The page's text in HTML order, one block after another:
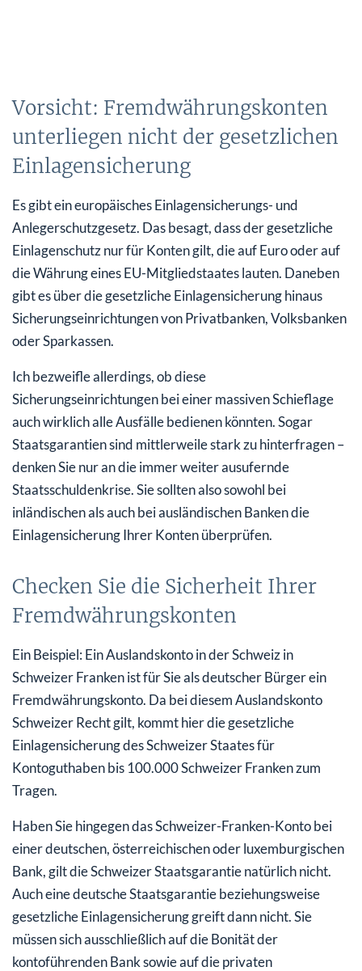
Vorsicht: Fremdwährungskonten
unterliegen nicht der gesetzlichen
Einlagensicherung
Es gibt ein europäisches Einlagensicherungs- und
Anlegerschutzgesetz. Das besagt, dass der gesetzliche
Einlagenschutz nur für Konten gilt, die auf Euro oder auf
die Währung eines EU-Mitgliedstaates lauten. Daneben
gibt es über die gesetzliche Einlagensicherung hinaus
Sicherungseinrichtungen von Privatbanken, Volksbanken
oder Sparkassen.
Ich bezweifle allerdings, ob diese
Sicherungseinrichtungen bei einer massiven Schieflage
auch wirklich alle Ausfälle bedienen könnten. Sogar
Staatsgarantien sind mittlerweile stark zu hinterfragen –
denken Sie nur an die immer weiter ausufernde
Staatsschuldenkrise. Sie sollten also sowohl bei
inländischen als auch bei ausländischen Banken die
Einlagensicherung Ihrer Konten überprüfen.
Checken Sie die Sicherheit Ihrer
Fremdwährungskonten
Ein Beispiel: Ein Auslandskonto in der Schweiz in
Schweizer Franken ist für Sie als deutscher Bürger ein
Fremdwährungskonto. Da bei diesem Auslandskonto
Schweizer Recht gilt, kommt hier die gesetzliche
Einlagensicherung des Schweizer Staates für
Kontoguthaben bis 100.000 Schweizer Franken zum
Tragen.
Haben Sie hingegen das Schweizer-Franken-Konto bei
einer deutschen, österreichischen oder luxemburgischen
Bank, gilt die Schweizer Staatsgarantie natürlich nicht.
Auch eine deutsche Staatsgarantie beziehungsweise
gesetzliche Einlagensicherung greift dann nicht. Sie
müssen sich ausschließlich auf die Bonität der
kontoführenden Bank sowie auf die privaten